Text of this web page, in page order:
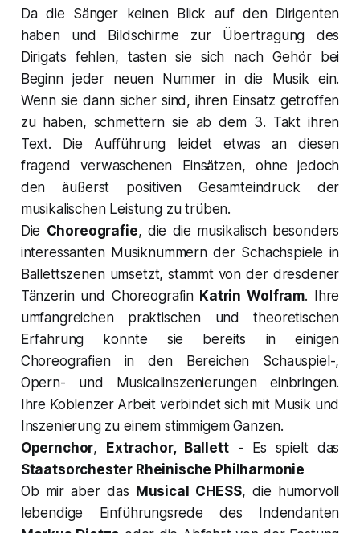
Da die Sänger keinen Blick auf den Dirigenten
haben und Bildschirme zur Übertragung des
Dirigats fehlen, tasten sie sich nach Gehör bei
Beginn jeder neuen Nummer in die Musik ein.
Wenn sie dann sicher sind, ihren Einsatz getroffen
zu haben, schmettern sie ab dem 3. Takt ihren
Text. Die Aufführung leidet etwas an diesen
fragend verwaschenen Einsätzen, ohne jedoch
den äußerst positiven Gesamteindruck der
musikalischen Leistung zu trüben.
Die Choreografie, die die musikalisch besonders
interessanten Musiknummern der Schachspiele in
Ballettszenen umsetzt, stammt von der dresdener
Tänzerin und Choreografin Katrin Wolfram. Ihre
umfangreichen praktischen und theoretischen
Erfahrung konnte sie bereits in einigen
Choreografien in den Bereichen Schauspiel-,
Opern- und Musicalinszenierungen einbringen.
Ihre Koblenzer Arbeit verbindet sich mit Musik und
Inszenierung zu einem stimmigem Ganzen.
Opernchor, Extrachor, Ballett- Es spielt das
Staatsorchester Rheinische Philharmonie
Ob mir aber das Musical CHESS, die humorvoll
lebendige Einführungsrede des Indendanten